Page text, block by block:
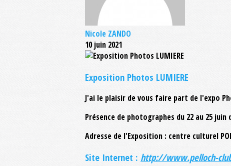
Nicole ZANDO
10 juin 2021
Exposition Photos LUMIERE
J'ai le plaisir de vous faire part de l'expo
Présence de photographes du 22 au 25
Adresse de l'Exposition : centre culturel
Site Internet : http://www.pelloch-